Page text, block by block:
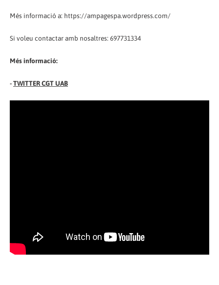
Més informació a: https://ampagespa.wordpress.com/
Si voleu contactar amb nosaltres: 697731334
Més informació:
-TWITTER CGT UAB